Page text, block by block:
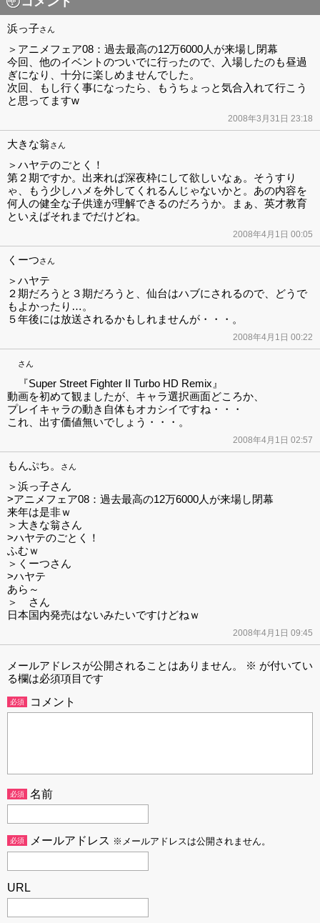
浜っ子さん
＞アニメフェア08：過去最高の12万6000人が来場し閉幕
今回、他のイベントのついでに行ったので、入場したのも昼過
ぎになり、十分に楽しめませんでした。
次回、もし行く事になったら、もうちょっと気合入れて行こう
と思ってますw
2008年3月31日 23:18
大きな翁さん
＞ハヤテのごとく！
第２期ですか。出来れば深夜枠にして欲しいなぁ。そうすり
ゃ、もう少しハメを外してくれるんじゃないかと。あの内容を
何人の健全な子供達が理解できるのだろうか。まぁ、英才教育
といえばそれまでだけどね。
2008年4月1日 00:05
くーつさん
＞ハヤテ
２期だろうと３期だろうと、仙台はハブにされるので、どうで
もよかったり…。
５年後には放送されるかもしれませんが・・・。
2008年4月1日 00:22
さん
『Super Street Fighter II Turbo HD Remix』
動画を初めて観ましたが、キャラ選択画面どころか、
プレイキャラの動き自体もオカシイですね・・・
これ、出す価値無いでしょう・・・。
2008年4月1日 02:57
もんぷち。 さん
＞浜っ子さん
>アニメフェア08：過去最高の12万6000人が来場し閉幕
来年は是非ｗ
＞大きな翁さん
>ハヤテのごとく！
ふむｗ
＞くーつさん
>ハヤテ
あら～
＞ さん
日本国内発売はないみたいですけどねｗ
2008年4月1日 09:45
メールアドレスが公開されることはありません。 ※ が付いてい
る欄は必須項目です
必須 コメント
必須 名前
必須 メールアドレス ※メールアドレスは公開されません。
URL